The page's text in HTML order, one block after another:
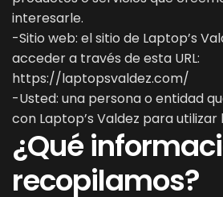
interesarle.
-Sitio web: el sitio de Laptop’s
acceder a través de esta URL:
https://laptopsvaldez.com/
-Usted: una persona o entidad
con Laptop’s Valdez para utilizar
¿Qué
recopilamos?